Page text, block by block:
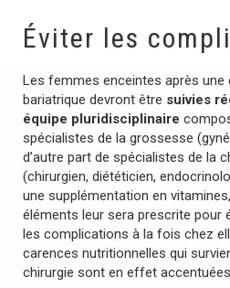
Éviter les
Les femmes enceintes après une
bariatrique devront être suivies
équipe pluridisciplinaire
spécialistes de la grossesse
d’autre part de spécialistes de la
(chirurgien, diététicien,
une supplémentation en
éléments leur sera prescrite pour
les complications à la fois chez
carences nutritionnelles qui
chirurgie sont en effet